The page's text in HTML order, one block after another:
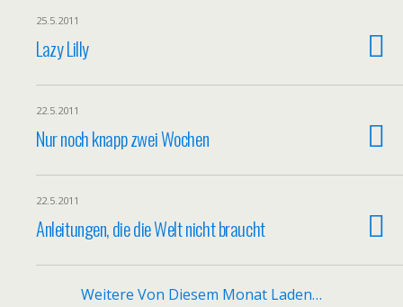
25.5.2011
Lazy Lilly
22.5.2011
Nur noch knapp zwei Wochen
22.5.2011
Anleitungen, die die Welt nicht braucht
Weitere Von Diesem Monat Laden…